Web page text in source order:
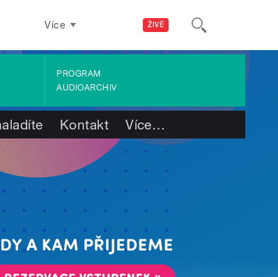
ŽIVĚ
Více
PROGRAM
AUDIOARCHIV
Kontakt Více…